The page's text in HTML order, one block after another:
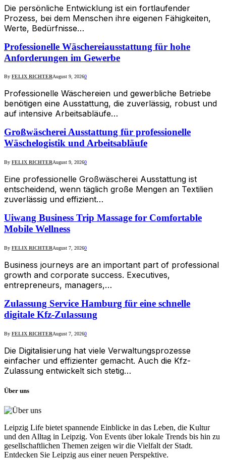
Die persönliche Entwicklung ist ein fortlaufender
Prozess, bei dem Menschen ihre eigenen Fähigkeiten,
Werte, Bedürfnisse…
Professionelle Wäschereiausstattung für hohe
Anforderungen im Gewerbe
By FELIX RICHTERAugust 9, 20260
Professionelle Wäschereien und gewerbliche Betriebe
benötigen eine Ausstattung, die zuverlässig, robust und
auf intensive Arbeitsabläufe…
Großwäscherei Ausstattung für professionelle
Wäschelogistik und Arbeitsabläufe
By FELIX RICHTERAugust 9, 20260
Eine professionelle Großwäscherei Ausstattung ist
entscheidend, wenn täglich große Mengen an Textilien
zuverlässig und effizient…
Uiwang Business Trip Massage for Comfortable
Mobile Wellness
By FELIX RICHTERAugust 7, 20260
Business journeys are an important part of professional
growth and corporate success. Executives,
entrepreneurs, managers,…
Zulassung Service Hamburg für eine schnelle
digitale Kfz-Zulassung
By FELIX RICHTERAugust 7, 20260
Die Digitalisierung hat viele Verwaltungsprozesse
einfacher und effizienter gemacht. Auch die Kfz-
Zulassung entwickelt sich stetig…
Über uns
Leipzig Life bietet spannende Einblicke in das Leben, die Kultur
und den Alltag in Leipzig. Von Events über lokale Trends bis hin zu
gesellschaftlichen Themen zeigen wir die Vielfalt der Stadt.
Entdecken Sie Leipzig aus einer neuen Perspektive.